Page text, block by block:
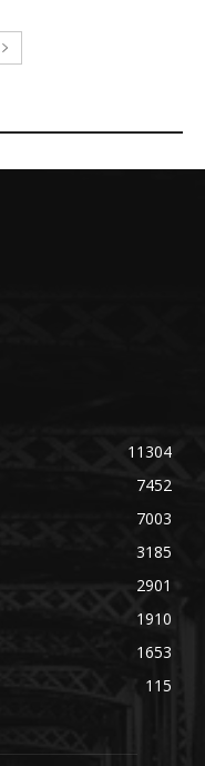
11304
7452
7003
3185
2901
1910
1653
115